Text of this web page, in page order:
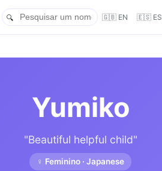
🇬🇧 EN 🇪🇸 ES
Yumiko
"Beautiful helpful child"
♀ Feminino · Japanese